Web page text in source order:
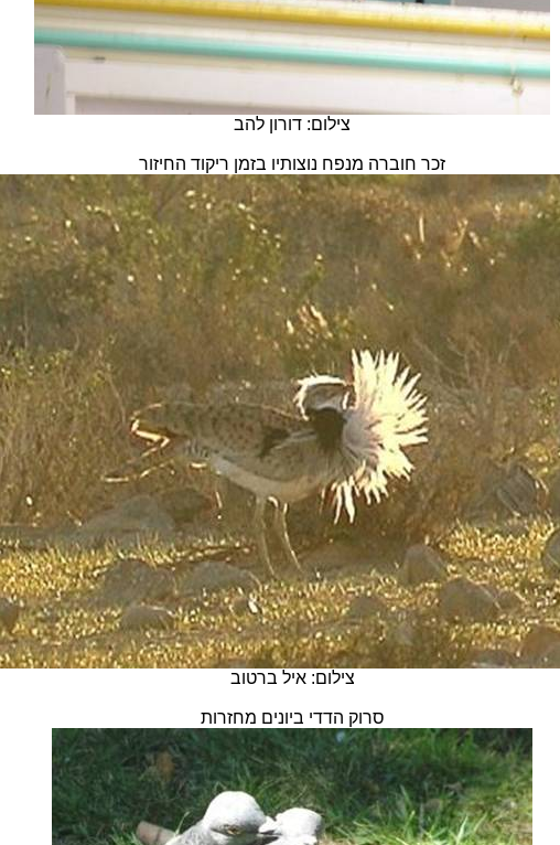
צילום: דורון להב
זכר חוברה מנפח נוצותיו בזמן ריקוד החיזור
צילום: איל ברטוב
סרוק הדדי ביונים מחזרות